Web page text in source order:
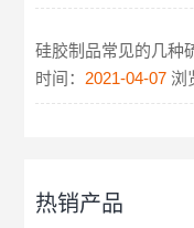
硅胶制品常见的几种
时间：2021-04-07 浏
热销产品